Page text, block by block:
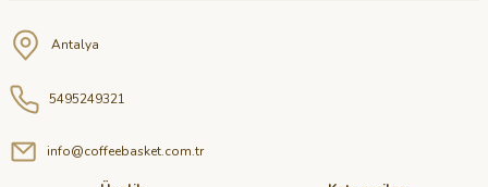
Antalya
5495249321
info@coffeebasket.com.tr